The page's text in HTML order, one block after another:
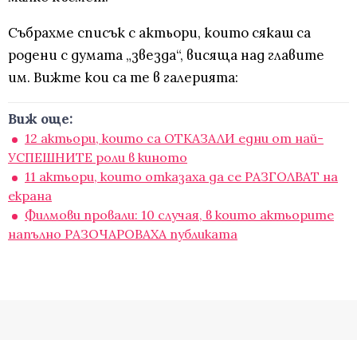
Събрахме списък с актьори, които сякаш са
родени с думата „звезда“, висяща над главите
им. Вижте кои са те в галерията:
Виж още:
12 актьори, които са ОТКАЗАЛИ едни от най-
УСПЕШНИТЕ роли в киното
11 актьори, които отказаха да се РАЗГОЛВАТ на
екрана
Филмови провали: 10 случая, в които актьорите
напълно РАЗОЧАРОВАХА публиката